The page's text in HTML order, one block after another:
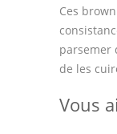
Ces
parsemer
de les
Vous